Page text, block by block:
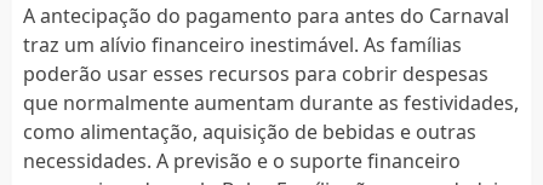
A antecipação do pagamento para antes do Carnaval
traz um alívio financeiro inestimável. As famílias
poderão usar esses recursos para cobrir despesas
que normalmente aumentam durante as festividades,
como alimentação, aquisição de bebidas e outras
necessidades. A previsão e o suporte financeiro